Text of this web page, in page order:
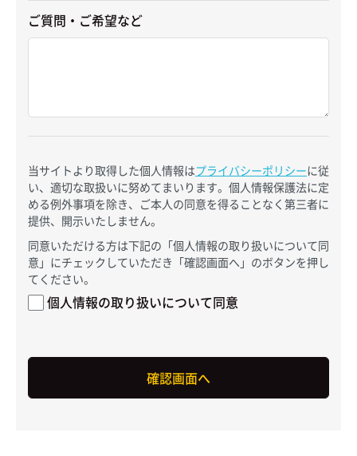
ご質問・ご希望など
当サイトより取得した個人情報はプライバシーポリシーに従
い、適切な取扱いに努めてまいります。個人情報保護法に定
める例外事項を除き、ご本人の同意を得ることなく第三者に
提供、開示いたしません。
同意いただける方は下記の「個人情報の取り扱いについて同
意」にチェックしていただき「確認画面へ」のボタンを押し
てください。
個人情報の取り扱いについて同意